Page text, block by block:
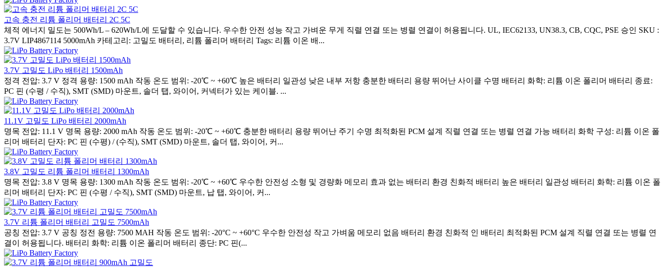
고속 충전 리튬 폴리머 배터리 2C 5C
체적 에너지 밀도는 500Wh/L – 620Wh/L에 도달할 수 있습니다. 우수한 안전 성능 작고 가벼운 무게 직렬 연결 또는 병렬 연결이 허용됩니다. UL, IEC62133, UN38.3, CB, CQC, PSE 승인 SKU :
3.7V LIP4867114 5000mAh 카테고리: 고밀도 배터리, 리튬 폴리머 배터리 Tags: 리튬 이온 배...
3.7V 고밀도 LiPo 배터리 1500mAh
정격 전압: 3.7 V 정격 용량: 1500 mAh 작동 온도 범위: -20℃ ~ +60℃ 높은 배터리 일관성 낮은 내부 저항 충분한 배터리 용량 뛰어난 사이클 수명 배터리 화학: 리튬 이온 폴리머 배터리 종료:
PC 핀 (수평 / 수직), SMT (SMD) 마운트, 솔더 탭, 와이어, 커넥터가 있는 케이블. ...
11.1V 고밀도 LiPo 배터리 2000mAh
명목 전압: 11.1 V 명목 용량: 2000 mAh 작동 온도 범위: -20℃ ~ +60℃ 충분한 배터리 용량 뛰어난 주기 수명 최적화된 PCM 설계 직렬 연결 또는 병렬 연결 가능 배터리 화학 구성: 리튬 이온 폴
리머 배터리 단자: PC 핀 (수평) / (수직), SMT (SMD) 마운트, 솔더 탭, 와이어, 커...
3.8V 고밀도 리튬 폴리머 배터리 1300mAh
명목 전압: 3.8 V 명목 용량: 1300 mAh 작동 온도 범위: -20℃ ~ +60℃ 우수한 안전성 소형 및 경량화 메모리 효과 없는 배터리 환경 친화적 배터리 높은 배터리 일관성 배터리 화학: 리튬 이온 폴
리머 배터리 단자: PC 핀 (수평 / 수직), SMT (SMD) 마운트, 납 탭, 와이어, 커...
3.7V 리튬 폴리머 배터리 고밀도 7500mAh
공칭 전압: 3.7 V 공칭 정전 용량: 7500 MAH 작동 온도 범위: -20°C ~ +60°C 우수한 안전성 작고 가벼움 메모리 없음 배터리 환경 친화적 인 배터리 최적화된 PCM 설계 직렬 연결 또는 병렬 연
결이 허용됩니다. 배터리 화학: 리튬 이온 폴리머 배터리 종단: PC 핀(...